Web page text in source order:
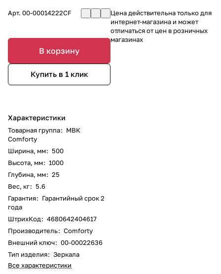
Арт. 00-00014222CF
В корзину
Купить в 1 клик
Характеристики
Товарная группа: МВК
Comforty
Ширина, мм: 500
Высота, мм: 1000
Глубина, мм: 25
Вес, кг: 5.6
Гарантия: Гарантийный срок 2
года
ШтрихКод: 4680642404617
Производитель: Comforty
Внешний ключ: 00-00022636
Тип изделия: Зеркала
Все характеристики
Цена действительна только для
интернет-магазина и может
отличаться от цен в розничных
магазинах